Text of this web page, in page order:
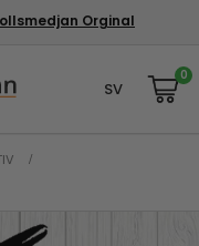
Orginal
SV
0